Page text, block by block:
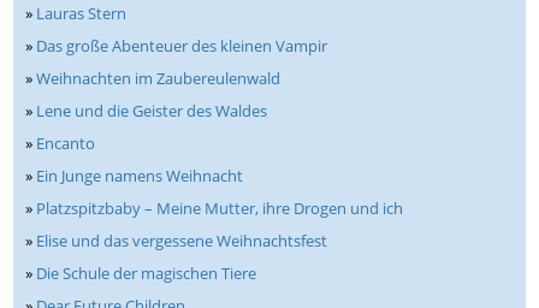
» Lauras Stern
» Das große Abenteuer des kleinen Vampir
»Weihnachten im Zaubereulenwald
» Lene und die Geister des Waldes
» Encanto
» Ein Junge namens Weihnacht
» Platzspitzbaby – Meine Mutter, ihre Drogen und ich
» Elise und das vergessene Weihnachtsfest
» Die Schule der magischen Tiere